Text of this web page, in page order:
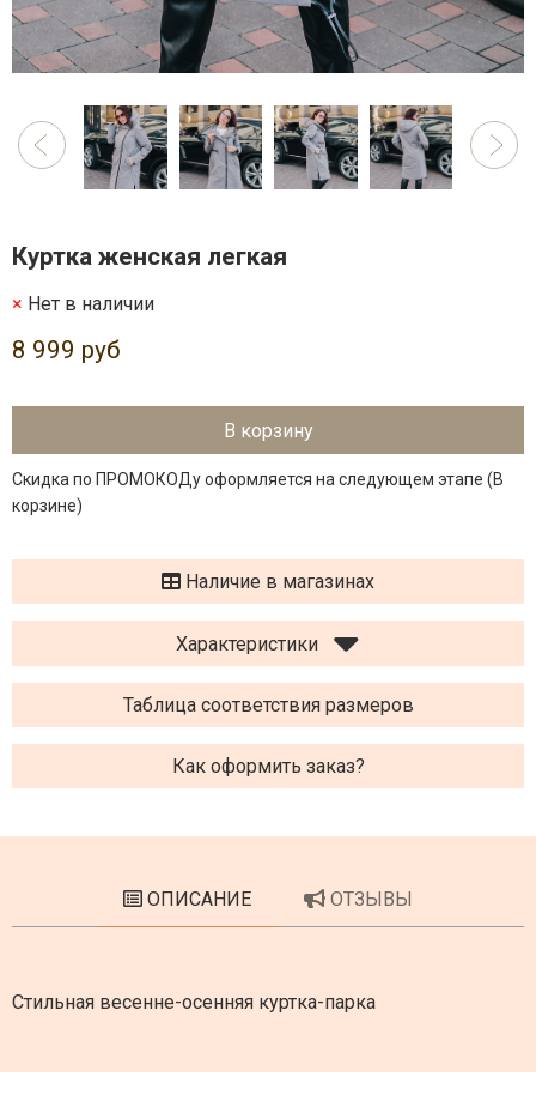
Куртка женская легкая
Нет в наличии
8 999 руб
В корзину
Скидка по ПРОМОКОДу оформляется на следующем этапе (В
корзине)
Наличие в магазинах
Характеристики
Таблица соответствия размеров
Как оформить заказ?
ОПИСАНИЕ ОТЗЫВЫ
Стильная весенне-осенняя куртка-парка